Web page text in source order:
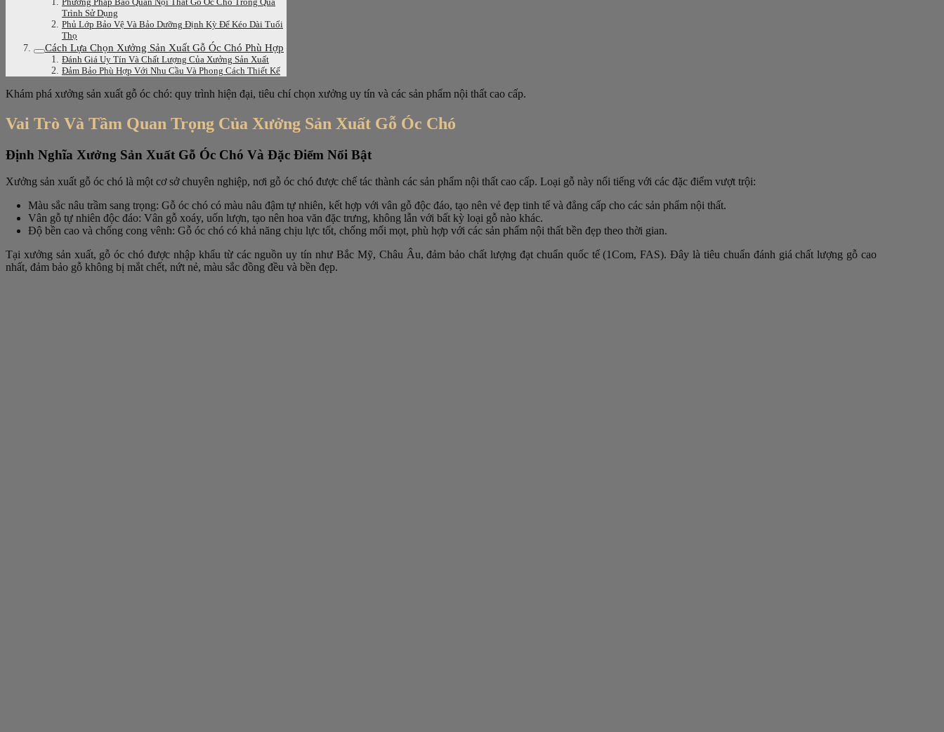
Phương Pháp Bảo Quản Nội Thất Gỗ Óc Chó Trong Quá
Trình Sử Dụng
Phủ Lớp Bảo Vệ Và Bảo Dưỡng Định Kỳ Để Kéo Dài Tuổi
Thọ
Cách Lựa Chọn Xưởng Sản Xuất Gỗ Óc Chó Phù Hợp
Đánh Giá Uy Tín Và Chất Lượng Của Xưởng Sản Xuất
Đảm Bảo Phù Hợp Với Nhu Cầu Và Phong Cách Thiết Kế
Khám phá xưởng sản xuất gỗ óc chó: quy trình hiện đại, tiêu chí chọn xưởng uy tín và các sản phẩm nội thất cao cấp.
Vai Trò Và Tầm Quan Trọng Của Xưởng Sản Xuất Gỗ Óc Chó
Định Nghĩa Xưởng Sản Xuất Gỗ Óc Chó Và Đặc Điểm Nổi Bật
Xưởng sản xuất gỗ óc chó là một cơ sở chuyên nghiệp, nơi gỗ óc chó được chế tác thành các sản phẩm nội thất cao cấp. Loại gỗ này nổi tiếng với các đặc điểm vượt trội:
Màu sắc nâu trầm sang trọng: Gỗ óc chó có màu nâu đậm tự nhiên, kết hợp với vân gỗ độc đáo, tạo nên vẻ đẹp tinh tế và đẳng cấp cho các sản phẩm nội thất.
Vân gỗ tự nhiên độc đáo: Vân gỗ xoáy, uốn lượn, tạo nên hoa văn đặc trưng, không lẫn với bất kỳ loại gỗ nào khác.
Độ bền cao và chống cong vênh: Gỗ óc chó có khả năng chịu lực tốt, chống mối mọt, phù hợp với các sản phẩm nội thất bền đẹp theo thời gian.
Tại xưởng sản xuất, gỗ óc chó được nhập khẩu từ các nguồn uy tín như Bắc Mỹ, Châu Âu, đảm bảo chất lượng đạt chuẩn quốc tế (1Com, FAS). Đây là tiêu chuẩn đánh giá chất lượng gỗ cao
nhất, đảm bảo gỗ không bị mắt chết, nứt nẻ, màu sắc đồng đều và bền đẹp.